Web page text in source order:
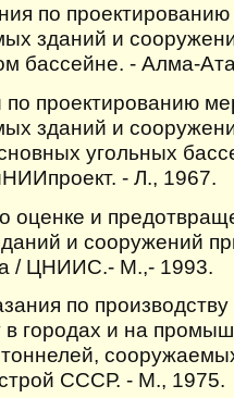
по
зданий и
бассейне. - Алма-
проектированию
зданий и
угольных
- Л., 1967.
оценке и
и сооружений
/ ЦНИИС.- М.,- 1993.
по
в городах и на
СССР. - М., 1975.